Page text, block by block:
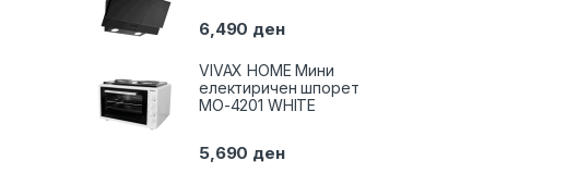
6,490 ден
VIVAX HOME Мини
електиричен шпорет
MO-4201 WHITE
5,690 ден